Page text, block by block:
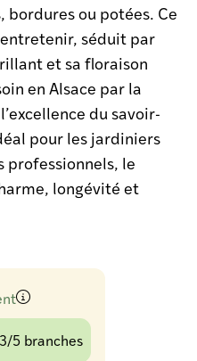
ou potées. Ce
séduit par
et sa floraison
en Alsace par la
du savoir-
pour les jardiniers
professionnels, le
longévité et
5 branches